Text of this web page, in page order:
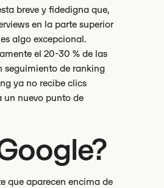
breve y fidedigna que,
en la parte superior
algo excepcional.
el 20-30 % de las
seguimiento de ranking
ya no recibe clics
un nuevo punto de
que aparecen encima de